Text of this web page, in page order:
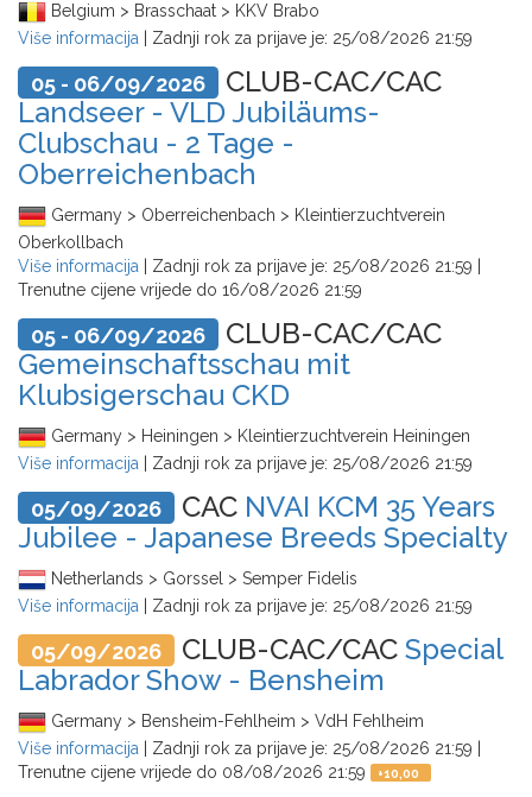
Belgium > Brasschaat > KKV Brabo
Više informacija
| Zadnji rok za prijave je: 25/08/2026 21:59
05 - 06/09/2026 CLUB-CAC/CAC
Landseer - VLD Jubiläums-
Clubschau - 2 Tage -
Oberreichenbach
Germany > Oberreichenbach > Kleintierzuchtverein
Oberkollbach
Više informacija
| Zadnji rok za prijave je: 25/08/2026 21:59
Trenutne cijene vrijede do 16/08/2026 21:59
05 - 06/09/2026 CLUB-CAC/CAC
Gemeinschaftsschau mit
Klubsigerschau CKD
Germany > Heiningen > Kleintierzuchtverein Heiningen
Više informacija
| Zadnji rok za prijave je: 25/08/2026 21:59
05/09/2026 CAC NVAI KCM 35 Years
Jubilee - Japanese Breeds Specialty
Netherlands > Gorssel > Semper Fidelis
Više informacija
| Zadnji rok za prijave je: 25/08/2026 21:59
05/09/2026 CLUB-CAC/CAC Special
Labrador Show - Bensheim
Germany > Bensheim-Fehlheim > VdH Fehlheim
Više informacija
| Zadnji rok za prijave je: 25/08/2026 21:59
Trenutne cijene vrijede do 08/08/2026 21:59 +10,00